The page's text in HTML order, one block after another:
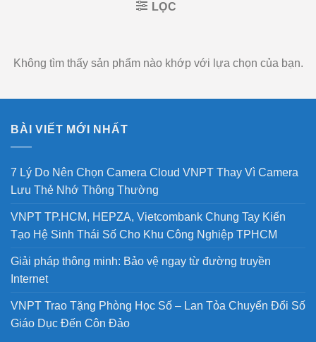
LỌC
Không tìm thấy sản phẩm nào khớp với lựa chọn của bạn.
BÀI VIẾT MỚI NHẤT
7 Lý Do Nên Chọn Camera Cloud VNPT Thay Vì Camera
Lưu Thẻ Nhớ Thông Thường
VNPT TP.HCM, HEPZA, Vietcombank Chung Tay Kiến
Tạo Hệ Sinh Thái Số Cho Khu Công Nghiệp TPHCM
Giải pháp thông minh: Bảo vệ ngay từ đường truyền
Internet
VNPT Trao Tặng Phòng Học Số – Lan Tỏa Chuyển Đổi Số
Giáo Dục Đến Côn Đảo